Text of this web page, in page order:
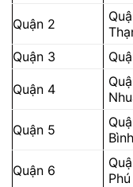
Quận 2
Quận 3
Quận 4
Quận 5
Bình
Quận 6
Phú